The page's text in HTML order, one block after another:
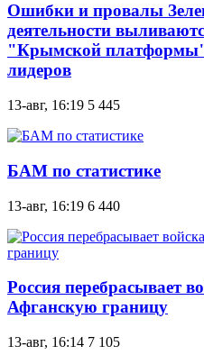
Ошибки и провалы
деятельности
"Крымской
лидеров
13-авг, 16:19 5 445
БАМ по статистике
13-авг, 16:19 6 440
Россия перебрасывает
Афганскую границу
13-авг, 16:14 7 105